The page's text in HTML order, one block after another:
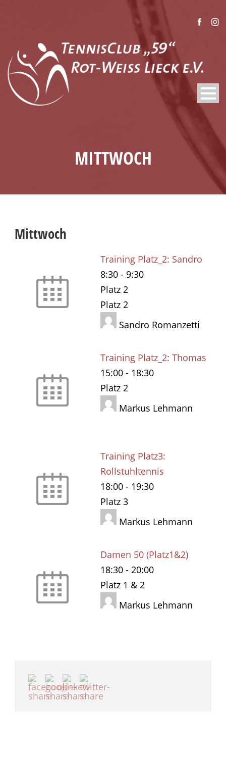
MITTWOCH
Mittwoch
Training Platz_2: Sandro
8:30 - 9:30
Platz 2
Platz 2
Sandro Romanzetti
Training Platz_2: Thomas
15:00 - 18:30
Platz 2
Markus Lehmann
Training Platz3:
Rollstuhltennis
18:00 - 19:30
Platz 3
Markus Lehmann
Damen 50 (Platz1&2)
18:30 - 20:00
Platz 1 & 2
Markus Lehmann